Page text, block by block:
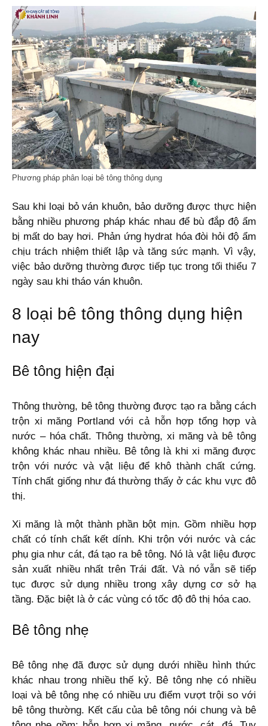
Phương pháp phân loại bê tông thông dụng
Sau khi loại bỏ ván khuôn, bảo dưỡng được thực hiện
bằng nhiều phương pháp khác nhau để bù đắp độ ẩm
bị mất do bay hơi. Phản ứng hydrat hóa đòi hỏi độ ẩm
chịu trách nhiệm thiết lập và tăng sức mạnh. Vì vậy,
việc bảo dưỡng thường được tiếp tục trong tối thiểu 7
ngày sau khi tháo ván khuôn.
8 loại bê tông thông dụng hiện
nay
Bê tông hiện đại
Thông thường, bê tông thường được tạo ra bằng cách
trộn xi măng Portland với cả hỗn hợp tổng hợp và
nước – hóa chất. Thông thường, xi măng và bê tông
không khác nhau nhiều. Bê tông là khi xi măng được
trộn với nước và vật liệu để khô thành chất cứng.
Tính chất giống như đá thường thấy ở các khu vực đô
thị.
Xi măng là một thành phần bột mịn. Gồm nhiều hợp
chất có tính chất kết dính. Khi trộn với nước và các
phụ gia như cát, đá tạo ra bê tông. Nó là vật liệu được
sản xuất nhiều nhất trên Trái đất. Và nó vẫn sẽ tiếp
tục được sử dụng nhiều trong xây dựng cơ sở hạ
tầng. Đặc biệt là ở các vùng có tốc độ đô thị hóa cao.
Bê tông nhẹ
Bê tông nhẹ đã được sử dụng dưới nhiều hình thức
khác nhau trong nhiều thế kỷ. Bê tông nhẹ có nhiều
loại và bê tông nhẹ có nhiều ưu điểm vượt trội so với
bê tông thường. Kết cấu của bê tông nói chung và bê